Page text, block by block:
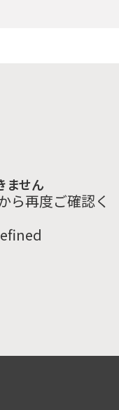
ません
ら再度ご確認く